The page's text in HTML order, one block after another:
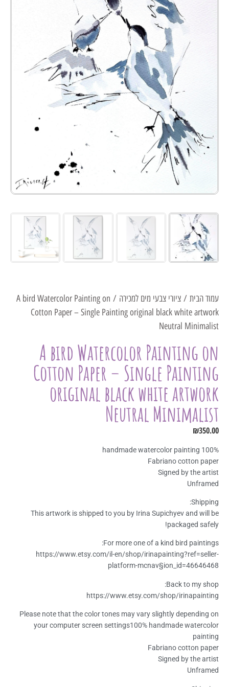
עמוד הבית / ציורי צבעי מים למכירה
/ A bird Watercolor Painting on
Cotton Paper – Single Painting original black white artwork
Neutral Minimalist
A bird Watercolor Painting on
Cotton Paper – Single Painting
original black white artwork
Neutral Minimalist
₪350.00
100% handmade watercolor painting
Fabriano cotton paper
Signed by the artist
Unframed
Shipping:
This artwork is shipped to you by Irina Supichyev and will be
packaged safely!
For more one of a kind bird paintings:
https://www.etsy.com/il-en/shop/irinapainting?ref=seller-
platform-mcnav§ion_id=46646468
Back to my shop:
https://www.etsy.com/shop/irinapainting
Please note that the color tones may vary slightly depending on
your computer screen settings100% handmade watercolor
painting
Fabriano cotton paper
Signed by the artist
Unframed